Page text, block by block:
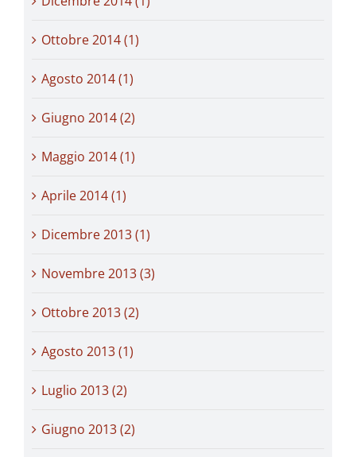
Ottobre 2014 (1)
Agosto 2014 (1)
Giugno 2014 (2)
Maggio 2014 (1)
Aprile 2014 (1)
Dicembre 2013 (1)
Novembre 2013 (3)
Ottobre 2013 (2)
Agosto 2013 (1)
Luglio 2013 (2)
Giugno 2013 (2)